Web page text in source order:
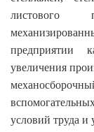
листового
предприятии
увеличения
условий труда